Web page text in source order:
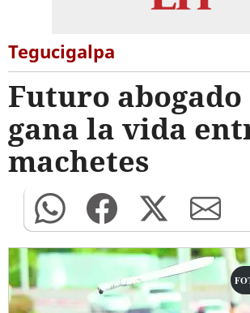
Tegucigalpa
Futuro abogado
gana la vida
machetes